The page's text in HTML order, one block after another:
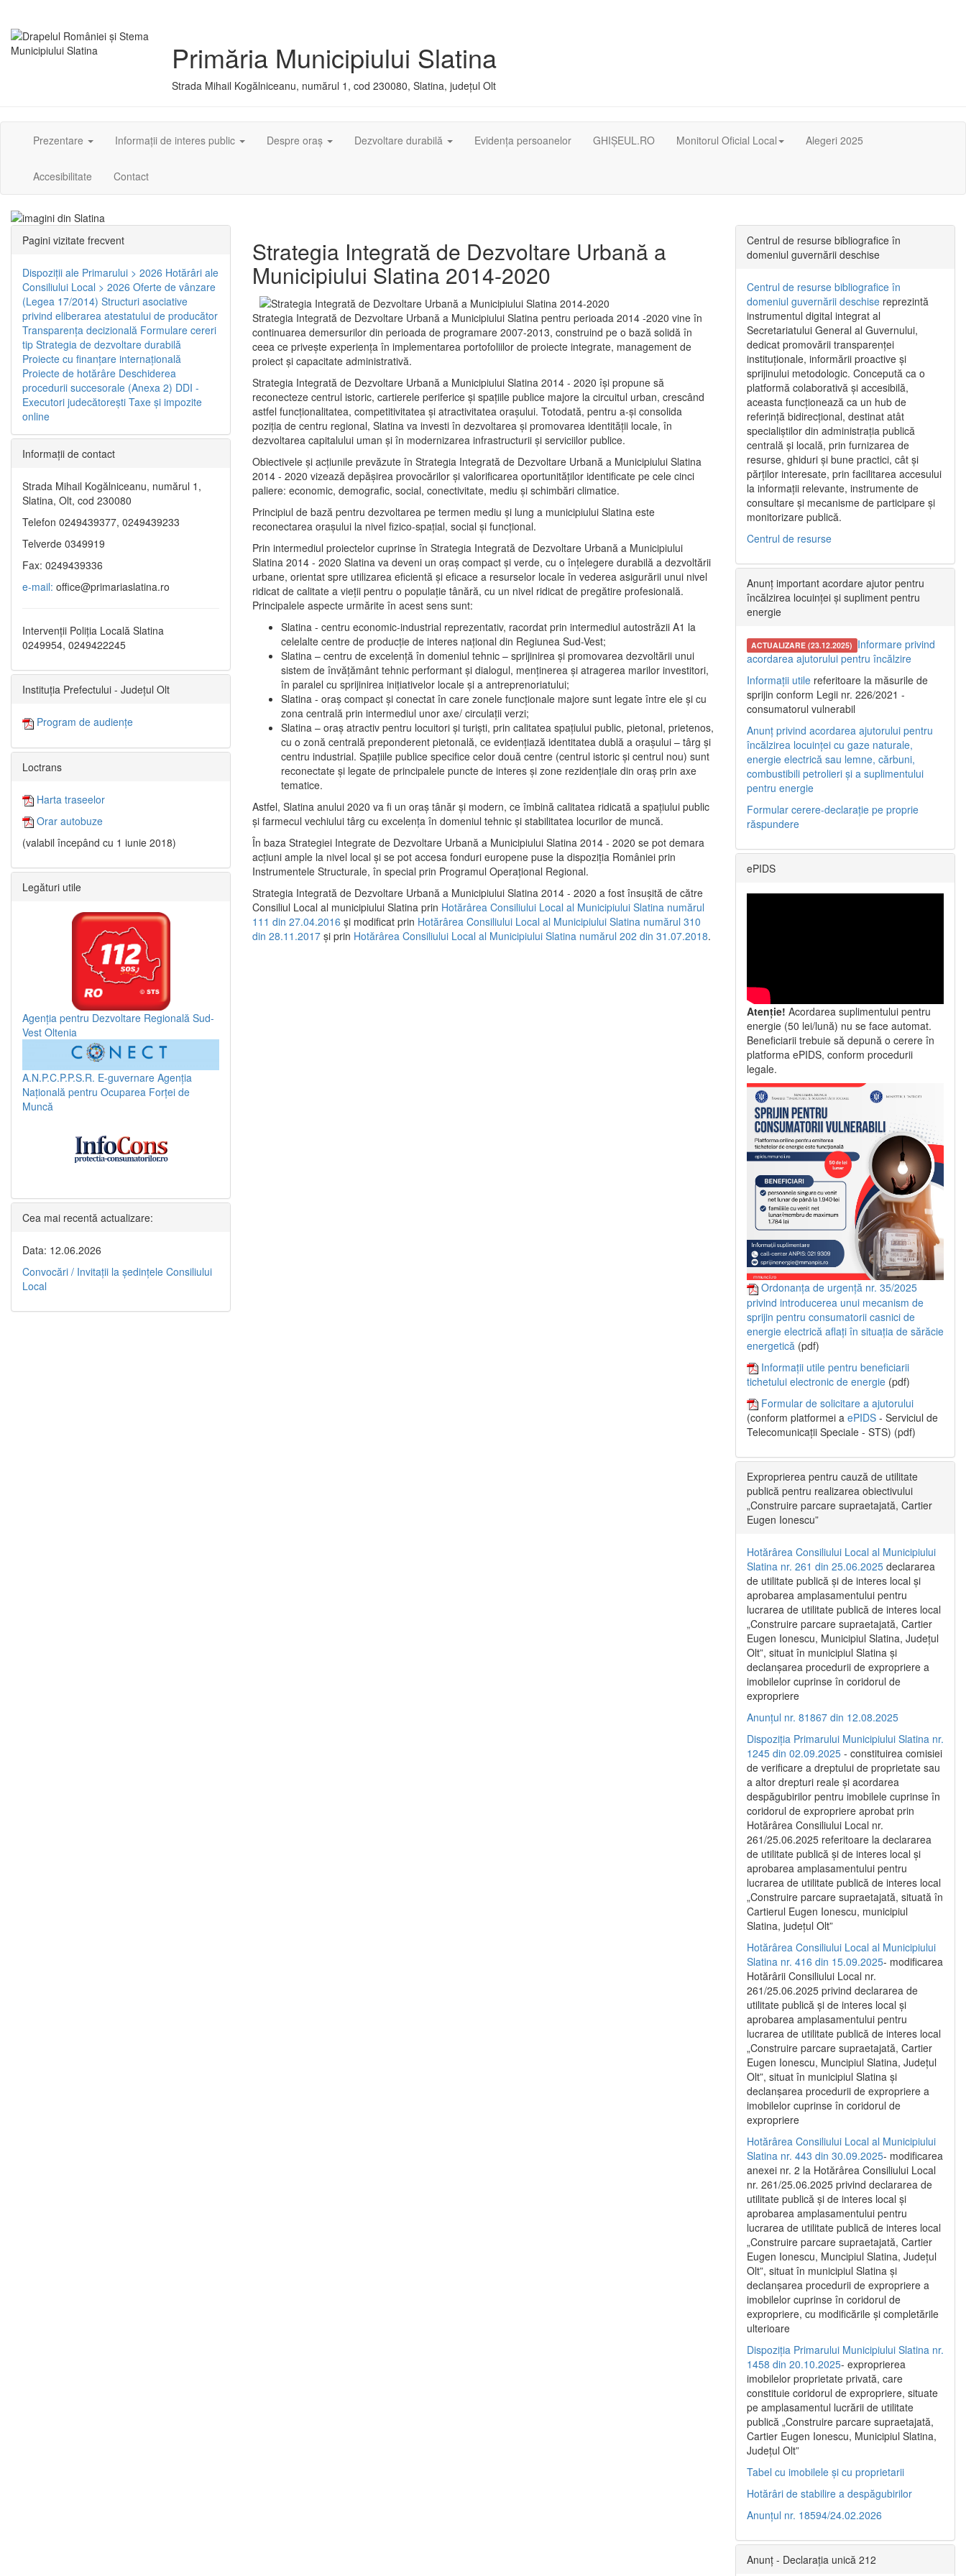
Primăria Municipiului Slatina
Strada Mihail Kogălniceanu, numărul 1, cod 230080, Slatina, județul Olt
Prezentare Informații de interes public Despre oraș Dezvoltare durabilă Evidența persoanelor GHIȘEUL.RO Monitorul Oficial Local Alegeri 2025
Accesibilitate Contact
Strategia Integrată de Dezvoltare Urbană a
Municipiului Slatina 2014-2020
Strategia Integrată de Dezvoltare Urbană a Municipiului Slatina pentru perioada 2014 -2020 vine în
continuarea demersurilor din perioada de programare 2007-2013, construind pe o bază solidă în
ceea ce priveşte experienţa în implementarea portofoliilor de proiecte integrate, management de
proiect și capacitate administrativă.
Strategia Integrată de Dezvoltare Urbană a Municipiului Slatina 2014 - 2020 își propune să
reconecteze centrul istoric, cartierele periferice şi spaţiile publice majore la circuitul urban, crescând
astfel funcţionalitatea, competitivitatea şi atractivitatea oraşului. Totodată, pentru a-şi consolida
poziţia de centru regional, Slatina va investi în dezvoltarea şi promovarea identităţii locale, în
dezvoltarea capitalului uman şi în modernizarea infrastructurii şi serviciilor publice.
Obiectivele şi acţiunile prevăzute în Strategia Integrată de Dezvoltare Urbană a Municipiului Slatina
2014 - 2020 vizează depășirea provocărilor şi valorificarea oportunităţilor identificate pe cele cinci
paliere: economic, demografic, social, conectivitate, mediu şi schimbări climatice.
Principiul de bază pentru dezvoltarea pe termen mediu şi lung a municipiului Slatina este
reconectarea oraşului la nivel fizico-spaţial, social şi funcţional.
Prin intermediul proiectelor cuprinse în Strategia Integrată de Dezvoltare Urbană a Municipiului
Slatina 2014 - 2020 Slatina va deveni un oraş compact şi verde, cu o înţelegere durabilă a dezvoltării
urbane, orientat spre utilizarea eficientă şi eficace a resurselor locale în vederea asigurării unui nivel
ridicat de calitate a vieţii pentru o populaţie tânără, cu un nivel ridicat de pregătire profesională.
Principalele aspecte urmărite în acest sens sunt:
Slatina - centru economic-industrial reprezentativ, racordat prin intermediul autostrăzii A1 la
celelalte centre de producţie de interes naţional din Regiunea Sud-Vest;
Slatina – centru de excelenţă în domeniul tehnic – sprijinirea şi promovarea dezvoltării unui
sistem de învăţământ tehnic performant şi dialogul, menţinerea şi atragerea marilor investitori,
în paralel cu sprijinirea iniţiativelor locale şi a antreprenoriatului;
Slatina - oraş compact şi conectat în care zonele funcţionale majore sunt legate între ele şi cu
zona centrală prin intermediul unor axe/ circulații verzi;
Slatina – oraş atractiv pentru locuitori şi turişti, prin calitatea spaţiului public, pietonal, prietenos,
cu o zonă centrală preponderent pietonală, ce evidenţiază identitatea dublă a oraşului – târg şi
centru industrial. Spaţiile publice specifice celor două centre (centrul istoric şi centrul nou) sunt
reconectate şi legate de principalele puncte de interes şi zone rezidenţiale din oraş prin axe
tematice.
Astfel, Slatina anului 2020 va fi un oraş tânăr şi modern, ce îmbină calitatea ridicată a spaţiului public
şi farmecul vechiului târg cu excelenţa în domeniul tehnic şi stabilitatea locurilor de muncă.
În baza Strategiei Integrate de Dezvoltare Urbană a Municipiului Slatina 2014 - 2020 se pot demara
acţiuni ample la nivel local şi se pot accesa fonduri europene puse la dispoziţia României prin
Instrumentele Structurale, în special prin Programul Operațional Regional.
Strategia Integrată de Dezvoltare Urbană a Municipiului Slatina 2014 - 2020 a fost însuşită de către
Consiliul Local al municipiului Slatina prin Hotărârea Consiliului Local al Municipiului Slatina numărul
111 din 27.04.2016 și modificat prin Hotărârea Consiliului Local al Municipiului Slatina numărul 310
din 28.11.2017 și prin Hotărârea Consiliului Local al Municipiului Slatina numărul 202 din 31.07.2018.
Pagini vizitate frecvent
Dispoziţii ale Primarului > 2026 Hotărâri ale
Consiliului Local > 2026 Oferte de vânzare
(Legea 17/2014) Structuri asociative
privind eliberarea atestatului de producător
Transparenţa decizională Formulare cereri
tip Strategia de dezvoltare durabilă
Proiecte cu finanţare internaţională
Proiecte de hotărâre Deschiderea
procedurii succesorale (Anexa 2) DDI -
Executori judecătorești Taxe şi impozite
online
Informaţii de contact
Strada Mihail Kogălniceanu, numărul 1,
Slatina, Olt, cod 230080
Telefon 0249439377, 0249439233
Telverde 0349919
Fax: 0249439336
e-mail: office@primariaslatina.ro
Intervenții Poliția Locală Slatina
0249954, 0249422245
Instituția Prefectului - Județul Olt
Program de audiențe
Loctrans
Harta traseelor
Orar autobuze
(valabil începând cu 1 iunie 2018)
Legături utile
Agenția pentru Dezvoltare Regională Sud-
Vest Oltenia
A.N.P.C.P.P.S.R. E-guvernare Agenția
Națională pentru Ocuparea Forței de
Muncă
Cea mai recentă actualizare:
Data: 12.06.2026
Convocări / Invitaţii la şedinţele Consiliului
Local
Centrul de resurse bibliografice în
domeniul guvernării deschise
Centrul de resurse bibliografice în
domeniul guvernării deschise reprezintă
instrumentul digital integrat al
Secretariatului General al Guvernului,
dedicat promovării transparenței
instituționale, informării proactive și
sprijinului metodologic. Concepută ca o
platformă colaborativă și accesibilă,
aceasta funcționează ca un hub de
referință bidirecțional, destinat atât
specialiștilor din administrația publică
centrală și locală, prin furnizarea de
resurse, ghiduri și bune practici, cât și
părților interesate, prin facilitarea accesului
la informații relevante, instrumente de
consultare și mecanisme de participare și
monitorizare publică.
Centrul de resurse
Anunț important acordare ajutor pentru
încălzirea locuinței și supliment pentru
energie
ACTUALIZARE (23.12.2025) Informare privind
acordarea ajutorului pentru încălzire
Informații utile referitoare la măsurile de
sprijin conform Legii nr. 226/2021 -
consumatorul vulnerabil
Anunț privind acordarea ajutorului pentru
încălzirea locuinței cu gaze naturale,
energie electrică sau lemne, cărbuni,
combustibili petrolieri și a suplimentului
pentru energie
Formular cerere-declarație pe proprie
răspundere
ePIDS
Atenție! Acordarea suplimentului pentru
energie (50 lei/lună) nu se face automat.
Beneficiarii trebuie să depună o cerere în
platforma ePIDS, conform procedurii
legale.
Ordonanța de urgență nr. 35/2025
privind introducerea unui mecanism de
sprijin pentru consumatorii casnici de
energie electrică aflați în situația de sărăcie
energetică (pdf)
Informații utile pentru beneficiarii
tichetului electronic de energie (pdf)
Formular de solicitare a ajutorului
(conform platformei a ePIDS - Serviciul de
Telecomunicații Speciale - STS) (pdf)
Exproprierea pentru cauză de utilitate
publică pentru realizarea obiectivului
„Construire parcare supraetajată, Cartier
Eugen Ionescu”
Hotărârea Consiliului Local al Municipiului
Slatina nr. 261 din 25.06.2025 declararea
de utilitate publică și de interes local și
aprobarea amplasamentului pentru
lucrarea de utilitate publică de interes local
„Construire parcare supraetajată, Cartier
Eugen Ionescu, Municipiul Slatina, Județul
Olt”, situat în municipiul Slatina și
declanșarea procedurii de expropriere a
imobilelor cuprinse în coridorul de
expropriere
Anunțul nr. 81867 din 12.08.2025
Dispoziția Primarului Municipiului Slatina nr.
1245 din 02.09.2025 - constituirea comisiei
de verificare a dreptului de proprietate sau
a altor drepturi reale și acordarea
despăgubirilor pentru imobilele cuprinse în
coridorul de expropriere aprobat prin
Hotărârea Consiliului Local nr.
261/25.06.2025 referitoare la declararea
de utilitate publică și de interes local și
aprobarea amplasamentului pentru
lucrarea de utilitate publică de interes local
„Construire parcare supraetajată, situată în
Cartierul Eugen Ionescu, municipiul
Slatina, județul Olt”
Hotărârea Consiliului Local al Municipiului
Slatina nr. 416 din 15.09.2025- modificarea
Hotărârii Consiliului Local nr.
261/25.06.2025 privind declararea de
utilitate publică și de interes local și
aprobarea amplasamentului pentru
lucrarea de utilitate publică de interes local
„Construire parcare supraetajată, Cartier
Eugen Ionescu, Muncipiul Slatina, Județul
Olt”, situat în municipiul Slatina și
declanșarea procedurii de expropriere a
imobilelor cuprinse în coridorul de
expropriere
Hotărârea Consiliului Local al Municipiului
Slatina nr. 443 din 30.09.2025- modificarea
anexei nr. 2 la Hotărârea Consiliului Local
nr. 261/25.06.2025 privind declararea de
utilitate publică şi de interes local şi
aprobarea amplasamentului pentru
lucrarea de utilitate publică de interes local
„Construire parcare supraetajată, Cartier
Eugen Ionescu, Muncipiul Slatina, Judeţul
Olt”, situat în municipiul Slatina şi
declanşarea procedurii de expropriere a
imobilelor cuprinse în coridorul de
expropriere, cu modificările şi completările
ulterioare
Dispoziția Primarului Municipiului Slatina nr.
1458 din 20.10.2025- exproprierea
imobilelor proprietate privată, care
constituie coridorul de expropriere, situate
pe amplasamentul lucrării de utilitate
publică „Construire parcare supraetajată,
Cartier Eugen Ionescu, Municipiul Slatina,
Județul Olt”
Tabel cu imobilele și cu proprietarii
Hotărâri de stabilire a despăgubirilor
Anunțul nr. 18594/24.02.2026
Anunț - Declarația unică 212